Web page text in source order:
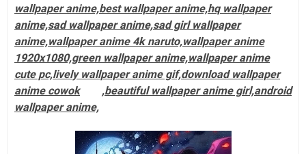
wallpaper anime,best wallpaper anime,hq wallpaper
anime,sad wallpaper anime,sad girl wallpaper
anime,wallpaper anime 4k naruto,wallpaper anime
1920x1080,green wallpaper anime,wallpaper anime
cute pc,lively wallpaper anime gif,download wallpaper
anime cowok
,beautiful wallpaper anime girl,android
wallpaper anime,